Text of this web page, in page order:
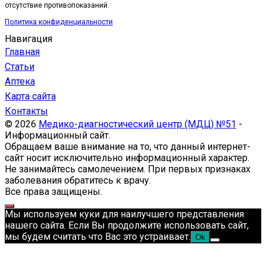
отсутствие противопоказаний.
Политика конфиденциальности
Навигация
Главная
Статьи
Аптека
Карта сайта
Контакты
© 2026 Медико-диагностический центр (МДЦ) №51 -
Информационный сайт.
Обращаем ваше внимание на то, что данный интернет-
сайт носит исключительно информационный характер.
Не занимайтесь самолечением. При первых признаках
заболевания обратитесь к врачу.
Все права защищены.
Мы используем куки для наилучшего представления
нашего сайта. Если Вы продолжите использовать сайт,
мы будем считать что Вас это устраивает. Ok